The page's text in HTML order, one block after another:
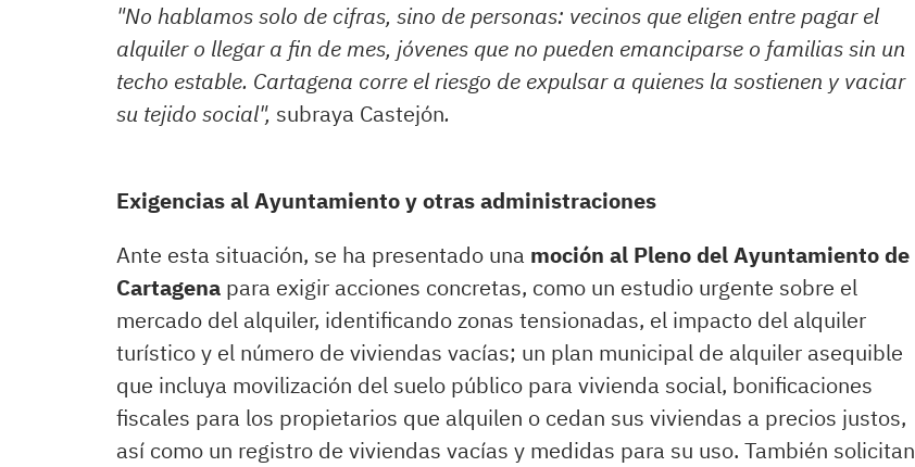
"No hablamos solo de cifras, sino de personas: vecinos que eligen entre pagar el
alquiler o llegar a fin de mes, jóvenes que no pueden emanciparse o familias sin un
techo estable. Cartagena corre el riesgo de expulsar a quienes la sostienen y vaciar
su tejido social", subraya Castejón.
Exigencias al Ayuntamiento y otras administraciones
Ante esta situación, se ha presentado una moción al Pleno del Ayuntamiento de
Cartagena para exigir acciones concretas, como un estudio urgente sobre el
mercado del alquiler, identificando zonas tensionadas, el impacto del alquiler
turístico y el número de viviendas vacías; un plan municipal de alquiler asequible
que incluya movilización del suelo público para vivienda social, bonificaciones
fiscales para los propietarios que alquilen o cedan sus viviendas a precios justos,
así como un registro de viviendas vacías y medidas para su uso. También solicitan